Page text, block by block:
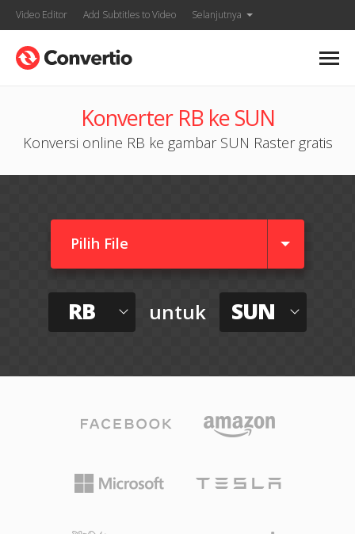
Video Editor Add Subtitles to Video Selanjutnya
Konverter RB ke SUN
Konversi online RB ke gambar SUN Raster gratis
Pilih File
RB untuk SUN